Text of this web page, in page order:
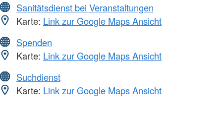
Sanitätsdienst bei Veranstaltungen
Karte: Link zur Google Maps Ansicht
Spenden
Karte: Link zur Google Maps Ansicht
Suchdienst
Karte: Link zur Google Maps Ansicht